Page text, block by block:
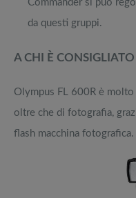
Commander si può
da questi gruppi.
A CHI È CONSIGLIATO
Olympus FL 600R è
oltre che di fotografia,
flash macchina fotografica.